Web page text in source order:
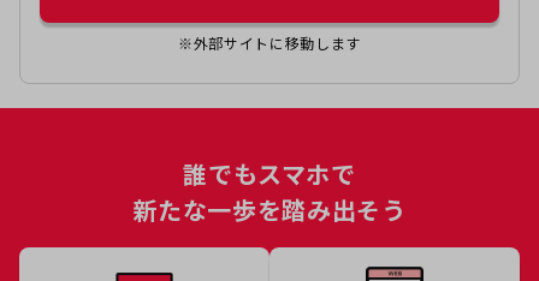
※外部サイトに移動します
誰でもスマホで
新たな一歩を踏み出そう